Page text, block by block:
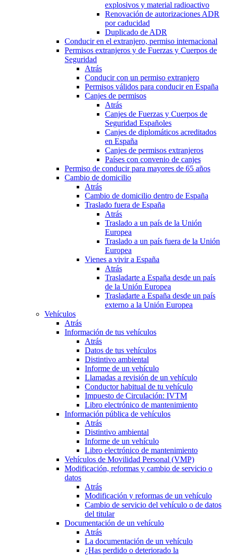
explosivos y material radioactivo
Renovación de autorizaciones ADR
por caducidad
Duplicado de ADR
Conducir en el extranjero, permiso internacional
Permisos extranjeros y de Fuerzas y Cuerpos de
Seguridad
Atrás
Conducir con un permiso extranjero
Permisos válidos para conducir en España
Canjes de permisos
Atrás
Canjes de Fuerzas y Cuerpos de
Seguridad Españoles
Canjes de diplomáticos acreditados
en España
Canjes de permisos extranjeros
Países con convenio de canjes
Permiso de conducir para mayores de 65 años
Cambio de domicilio
Atrás
Cambio de domicilio dentro de España
Traslado fuera de España
Atrás
Traslado a un país de la Unión
Europea
Traslado a un país fuera de la Unión
Europea
Vienes a vivir a España
Atrás
Trasladarte a España desde un país
de la Unión Europea
Trasladarte a España desde un país
externo a la Unión Europea
Vehículos
Atrás
Información de tus vehículos
Atrás
Datos de tus vehículos
Distintivo ambiental
Informe de un vehículo
Llamadas a revisión de un vehículo
Conductor habitual de tu vehículo
Impuesto de Circulación: IVTM
Libro electrónico de mantenimiento
Información pública de vehículos
Atrás
Distintivo ambiental
Informe de un vehículo
Libro electrónico de mantenimiento
Vehículos de Movilidad Personal (VMP)
Modificación, reformas y cambio de servicio o
datos
Atrás
Modificación y reformas de un vehículo
Cambio de servicio del vehículo o de datos
del titular
Documentación de un vehículo
Atrás
La documentación de un vehículo
¿Has perdido o deteriorado la